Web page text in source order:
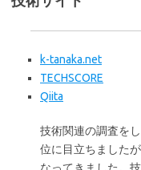
k-tanaka.net
TECHSCORE
Qiita
技術関連の調査を
位に目立ちました